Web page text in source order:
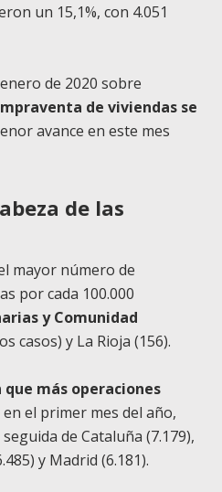
un 15,1%, con 4.051
de 2020 sobre
de viviendas se
avance en este mes
de las
mayor número de
por cada 100.000
y Comunidad
casos) y La Rioja (156).
más operaciones
en el primer mes del año,
de Cataluña (7.179),
y Madrid (6.181).